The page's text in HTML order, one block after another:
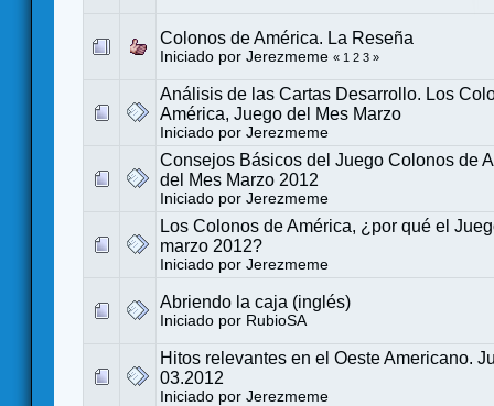
Colonos de América. La Reseña
Iniciado por Jerezmeme « 1 2 3 »
Análisis de las Cartas Desarrollo. Los
América, Juego del Mes Marzo
Iniciado por Jerezmeme
Consejos Básicos del Juego Colonos de
del Mes Marzo 2012
Iniciado por Jerezmeme
Los Colonos de América, ¿por qué el
marzo 2012?
Iniciado por Jerezmeme
Abriendo la caja (inglés)
Iniciado por RubioSA
Hitos relevantes en el Oeste Americano.
03.2012
Iniciado por Jerezmeme